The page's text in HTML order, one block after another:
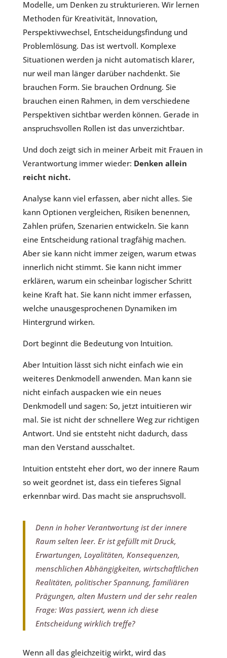
Modelle, um Denken zu strukturieren. Wir lernen
Methoden für Kreativität, Innovation,
Perspektivwechsel, Entscheidungsfindung und
Problemlösung. Das ist wertvoll. Komplexe
Situationen werden ja nicht automatisch klarer,
nur weil man länger darüber nachdenkt. Sie
brauchen Form. Sie brauchen Ordnung. Sie
brauchen einen Rahmen, in dem verschiedene
Perspektiven sichtbar werden können. Gerade in
anspruchsvollen Rollen ist das unverzichtbar.
Und doch zeigt sich in meiner Arbeit mit Frauen in
Verantwortung immer wieder: Denken allein
reicht nicht.
Analyse kann viel erfassen, aber nicht alles. Sie
kann Optionen vergleichen, Risiken benennen,
Zahlen prüfen, Szenarien entwickeln. Sie kann
eine Entscheidung rational tragfähig machen.
Aber sie kann nicht immer zeigen, warum etwas
innerlich nicht stimmt. Sie kann nicht immer
erklären, warum ein scheinbar logischer Schritt
keine Kraft hat. Sie kann nicht immer erfassen,
welche unausgesprochenen Dynamiken im
Hintergrund wirken.
Dort beginnt die Bedeutung von Intuition.
Aber Intuition lässt sich nicht einfach wie ein
weiteres Denkmodell anwenden. Man kann sie
nicht einfach auspacken wie ein neues
Denkmodell und sagen: So, jetzt intuitieren wir
mal. Sie ist nicht der schnellere Weg zur richtigen
Antwort. Und sie entsteht nicht dadurch, dass
man den Verstand ausschaltet.
Intuition entsteht eher dort, wo der innere Raum
so weit geordnet ist, dass ein tieferes Signal
erkennbar wird. Das macht sie anspruchsvoll.
Denn in hoher Verantwortung ist der innere
Raum selten leer. Er ist gefüllt mit Druck,
Erwartungen, Loyalitäten, Konsequenzen,
menschlichen Abhängigkeiten, wirtschaftlichen
Realitäten, politischer Spannung, familiären
Prägungen, alten Mustern und der sehr realen
Frage: Was passiert, wenn ich diese
Entscheidung wirklich treffe?
Wenn all das gleichzeitig wirkt, wird das